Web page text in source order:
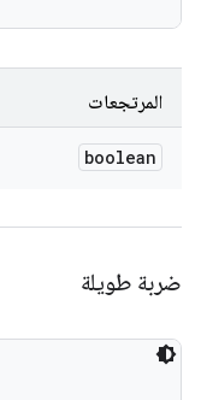
المرتجعات
boolean
ضربة طويلة